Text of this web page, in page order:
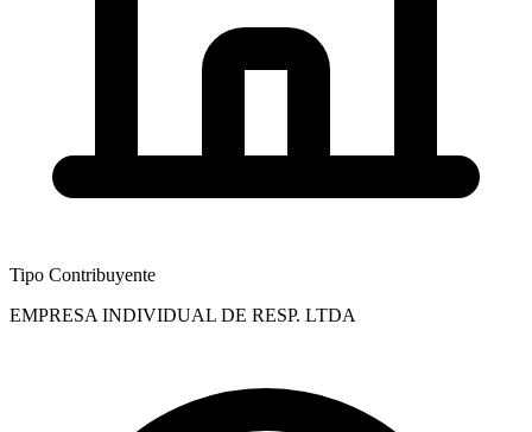
Tipo Contribuyente
EMPRESA INDIVIDUAL DE RESP. LTDA